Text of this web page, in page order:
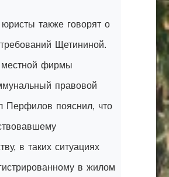
также говорят о
Щетининой.
местной фирмы
правовой
Перфилов пояснил, что
в таких ситуациях
в жилом